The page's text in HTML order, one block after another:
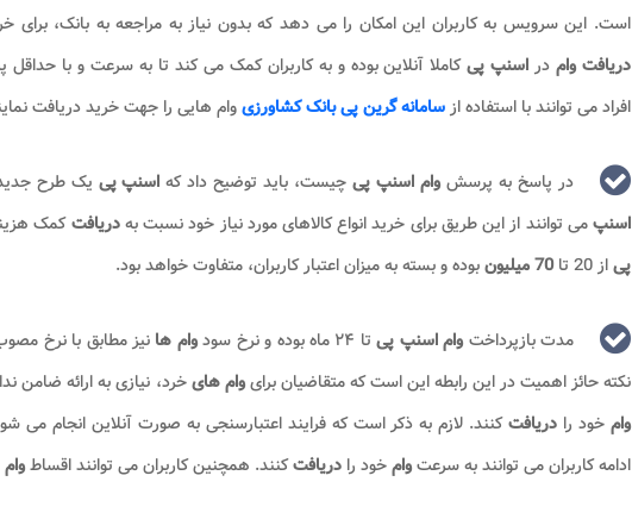
است. این سرویس به کاربران این امکان را می دهد که بدون نیاز به مراجعه به بانک، برای
دریافت وام در اسنپ پیکاملا آنلاین بوده و به کاربران کمک می کند تا به سرعت و با
افراد می توانند با استفاده ازسامانه گرین پی بانک کشاورزیوام هایی را جهت خرید دریافت
در پاسخ به پرسشوام اسنپ پی چیست، باید توضیح داد کهاسنپ پی یک طرح
اسنپمی توانند از این طریق برای خرید انواع کالاهای مورد نیاز خود نسبت بهدریافتکمک
پیاز 20 تا 70 میلیون بوده و بسته به میزان اعتبار کاربران، متفاوت خواهد بود.
مدت بازپرداخت وام اسنپ پیتا ۲۴ ماه بوده و نرخ سود وام ها
نکته حائز اهمیت در این رابطه این است که متقاضیان برایوام هایخرد، نیازی به ارائه
وام خود را دریافتکنند. لازم به ذکر است که فرایند اعتبارسنجی به صورت آنلاین انجام
ادامه کاربران می توانند به سرعتوامخود را دریافتکنند. همچنین کاربران می توانند اقساطوام